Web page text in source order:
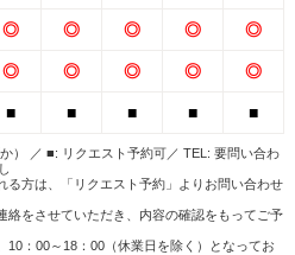
◎ ◎ ◎ ◎ ◎
◎ ◎ ◎ ◎ ◎
■ ■ ■ ■ ■
／ ■: リクエスト予約可／ TEL: 要問い合わ
方は、「リクエスト予約」よりお問い合わせ
をさせていただき、内容の確認をもってご予
：00～18：00（休業日を除く）となってお